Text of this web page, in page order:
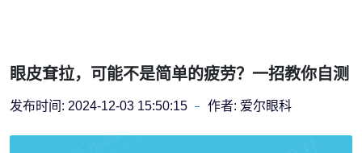
眼皮耷拉，可能不是简单的疲劳？一招教你自测
发布时间: 2024-12-03 15:50:15 作者: 爱尔眼科